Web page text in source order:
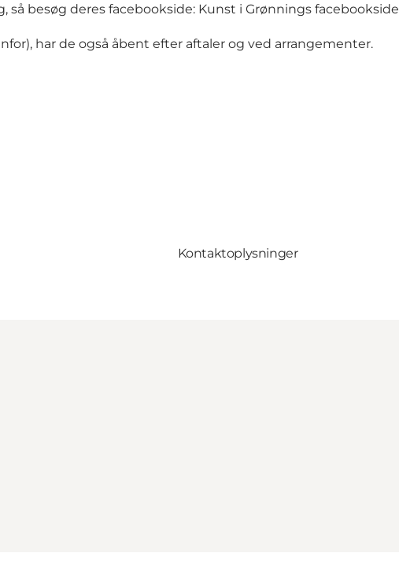
så besøg deres facebookside: Kunst i Grønnings facebookside
har de også åbent efter aftaler og ved arrangementer.
Kontaktoplysninger